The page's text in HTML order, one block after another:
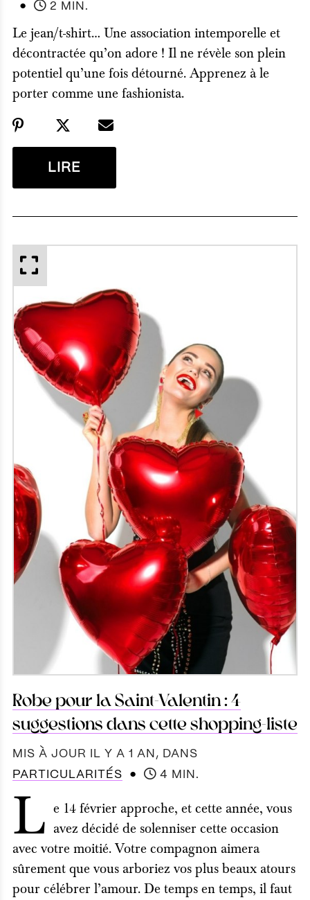
●
2 MIN.
Le jean/t-shirt… Une association intemporelle et
décontractée qu’on adore ! Il ne révèle son plein
potentiel qu’une fois détourné. Apprenez à le
porter comme une fashionista.
LIRE
APERÇU
Robe pour la Saint-Valentin : 4
suggestions dans cette shopping-liste
MIS À JOUR IL Y A 1 AN , DANS
PARTICULARITÉS
● 4 MIN.
L e 14 février approche, et cette année, vous
avez décidé de solenniser cette occasion
avec votre moitié. Votre compagnon aimera
sûrement que vous arboriez vos plus beaux atours
pour célébrer l’amour. De temps en temps, il faut